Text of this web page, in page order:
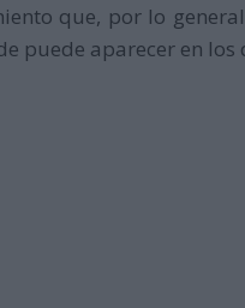
que, por lo
puede aparecer en